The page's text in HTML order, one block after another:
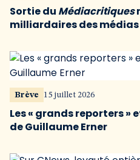
Sortie du Médiacritiques
milliardaires des médias
Brève 15 juillet 2026
Les « grands reporters »
de Guillaume Erner